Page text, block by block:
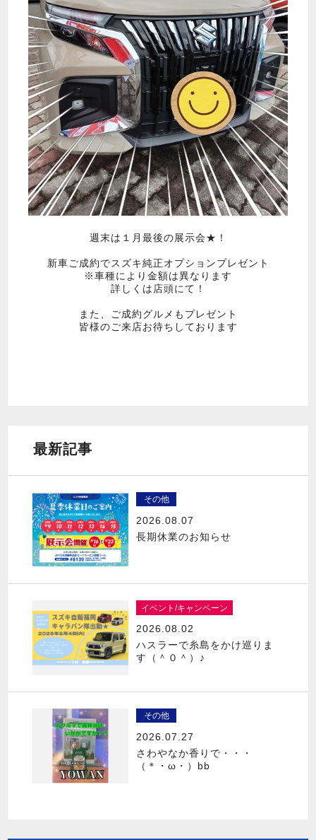
週末は１月最後の展示会★！
新車ご成約でスズキ純正オプションプレゼント
※車種により金額は異なります
詳しくは店頭にて！
また、ご成約グルメもプレゼント
皆様のご来店お待ちしております
最新記事
その他
2026.08.07
長期休業のお知らせ
イベント/キャンペーン
2026.08.02
ハスラーで糸島をかけ巡りま
す（＾０＾）♪
その他
2026.07.27
さわやなか香りで・・・
（＊・ω・）bb